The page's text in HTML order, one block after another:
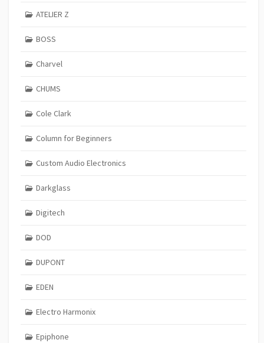
ATELIER Z
BOSS
Charvel
CHUMS
Cole Clark
Column for Beginners
Custom Audio Electronics
Darkglass
Digitech
DOD
DUPONT
EDEN
Electro Harmonix
Epiphone